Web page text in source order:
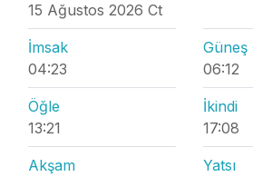
15 Ağustos 2026 Ct
İmsak
04:23
Güneş
06:12
Öğle
13:21
İkindi
17:08
Akşam
Yatsı